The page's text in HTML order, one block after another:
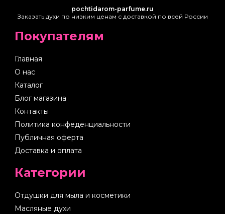
pochtidarom-parfume.ru
Заказать духи по низким ценам с доставкой по всей России
Покупателям
Главная
О нас
Каталог
Блог магазина
Контакты
Политика конфеденциальности
Публичная оферта
Доставка и оплата
Категории
Отдушки для мыла и косметики
Масляные духи